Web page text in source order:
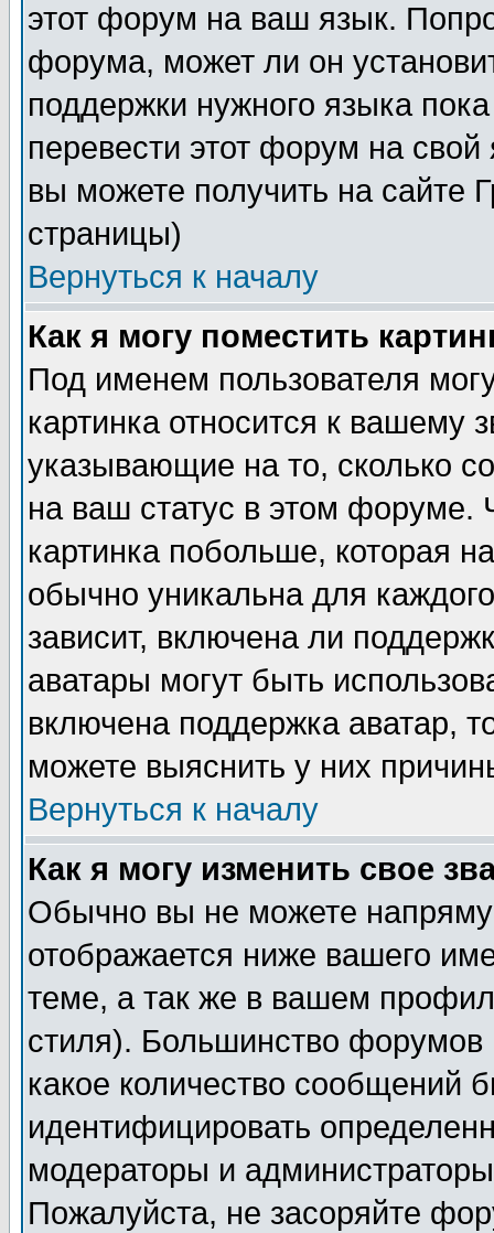
этот форум на ваш язык.
форума, может ли он
поддержки нужного языка
перевести этот форум на
вы можете получить на сайте
страницы)
Вернуться к началу
Как я могу поместить
Под именем пользователя
картинка относится к вашему
указывающие на то, сколько
на ваш статус в этом форуме.
картинка побольше, которая
обычно уникальна для
зависит, включена ли
аватары могут быть
включена поддержка аватар,
можете выяснить у них
Вернуться к началу
Как я могу изменить свое
Обычно вы не можете
отображается ниже вашего
теме, а так же в вашем
стиля). Большинство форумов
какое количество сообщений
идентифицировать
модераторы и
Пожалуйста, не засоряйте